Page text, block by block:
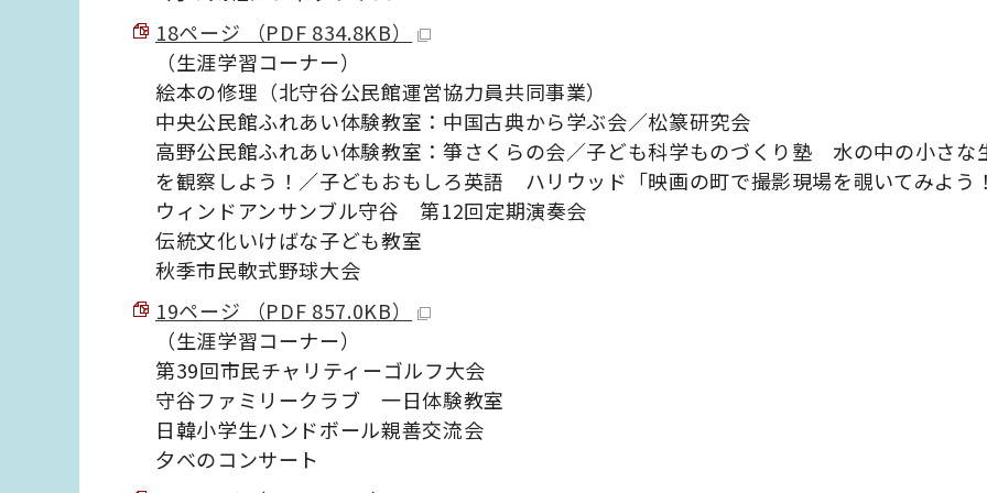
18ページ （PDF 834.8KB）
（生涯学習コーナー）
絵本の修理（北守谷公民館運営協力員共同事業）
中央公民館ふれあい体験教室：中国古典から学ぶ会／松篆研究会
高野公民館ふれあい体験教室：箏さくらの会／子ども科学ものづくり塾 水の中の小さな
を観察しよう！／子どもおもしろ英語 ハリウッド「映画の町で撮影現場を覗いてみよう！
ウィンドアンサンブル守谷 第12回定期演奏会
伝統文化いけばな子ども教室
秋季市民軟式野球大会
19ページ （PDF 857.0KB）
（生涯学習コーナー）
第39回市民チャリティーゴルフ大会
守谷ファミリークラブ 一日体験教室
日韓小学生ハンドボール親善交流会
夕べのコンサート